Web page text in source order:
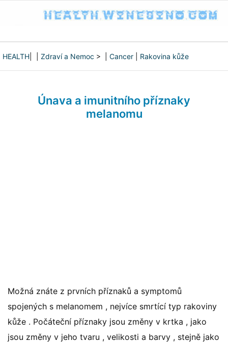
HEALTH Zdraví a Nemoc > | Cancer Rakovina kůže
Únava a imunitního příznaky
melanomu
Možná znáte z prvních příznaků a symptomů
spojených s melanomem , nejvíce smrtící typ rakoviny
kůže . Počáteční příznaky jsou změny v krtka , jako
jsou změny v jeho tvaru , velikosti a barvy , stejně jako